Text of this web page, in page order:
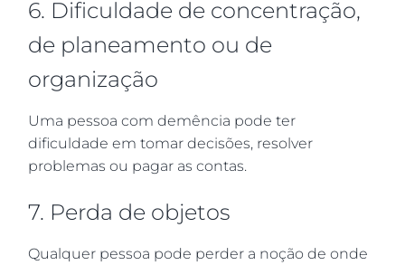
6. Dificuldade de concentração,
de planeamento ou de
organização
Uma pessoa com demência pode ter
dificuldade em tomar decisões, resolver
problemas ou pagar as contas.
7. Perda de objetos
Qualquer pessoa pode perder a noção de onde